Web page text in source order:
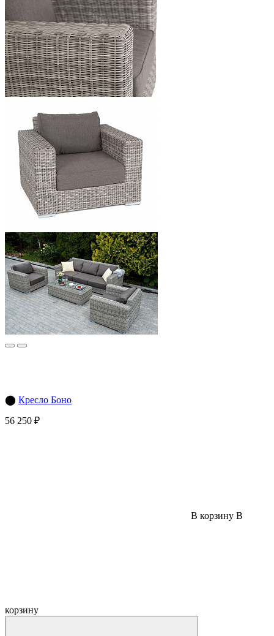
⬤ Кресло Боно
56 250 ₽
В корзину В
корзину